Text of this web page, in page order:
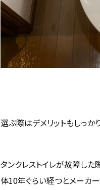
選ぶ際はデメリットもしっか
タンクレストイレが故障し
体10年ぐらい経つとメーカ